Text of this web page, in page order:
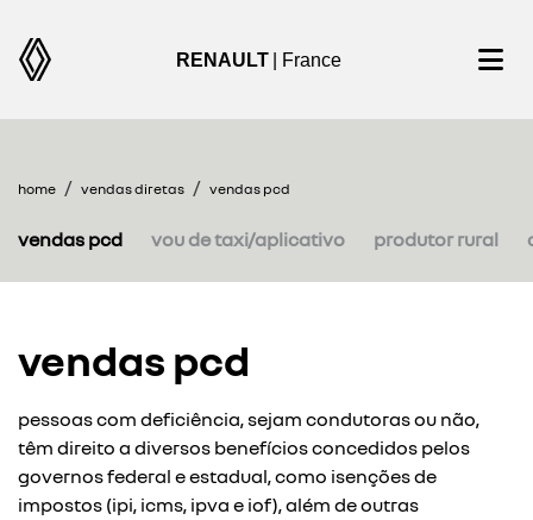
RENAULT | France
home vendas diretas vendas pcd
vendas pcd vou de taxi/aplicativo produtor rural
vendas pcd
pessoas com deficiência, sejam condutoras ou não,
têm direito a diversos benefícios concedidos pelos
governos federal e estadual, como isenções de
impostos (ipi, icms, ipva e iof), além de outras